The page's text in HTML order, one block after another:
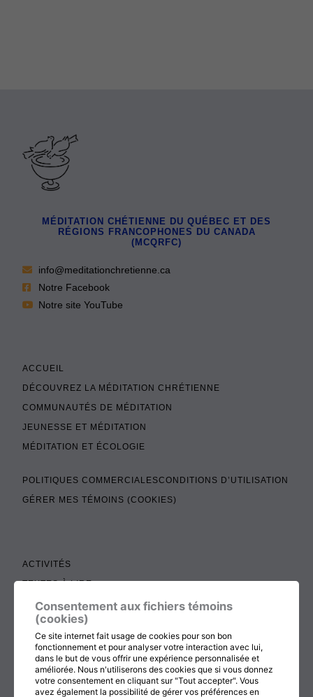
MÉDITATION CHÉTIENNE DU QUÉBEC ET DES
RÉGIONS FRANCOPHONES DU CANADA
(MCQRFC)
info@meditationchretienne.ca
Notre Facebook
Notre site YouTube
ACCUEIL
DÉCOUVREZ LA MÉDITATION CHRÉTIENNE
COMMUNAUTÉS DE MÉDITATION
JEUNESSE ET MÉDITATION
MÉDITATION ET ÉCOLOGIE
POLITIQUES COMMERCIALESCONDITIONS D’UTILISATION
GÉRER MES TÉMOINS (COOKIES)
ACTIVITÉS
TEXTES À LIRE
ADMINISTRATION
BOUTIQUE
COTISATION, RENOUVELLEMENT ET ÉCHOS
DON
CONTACTEZ-NOUS
Consentement aux fichiers témoins
(cookies)
Ce site internet fait usage de cookies pour son bon
fonctionnement et pour analyser votre interaction avec lui,
dans le but de vous offrir une expérience personnalisée et
améliorée. Nous n'utiliserons des cookies que si vous donnez
votre consentement en cliquant sur "Tout accepter". Vous
avez également la possibilité de gérer vos préférences en